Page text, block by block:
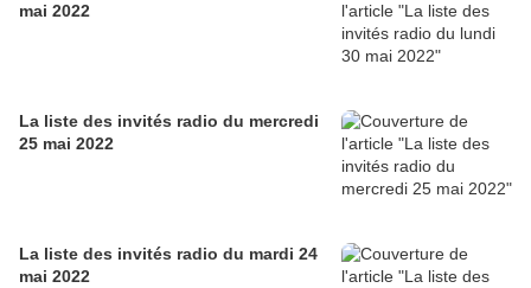
mai 2022
La liste des invités radio du mercredi
25 mai 2022
La liste des invités radio du mardi 24
mai 2022